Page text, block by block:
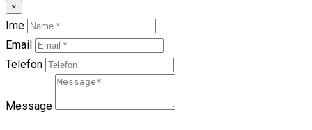
×
Ime
Email
Telefon
Message